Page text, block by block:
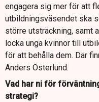
engagera sig mer för att
utbildningsväsendet ska
större utsträckning, samt
locka unga kvinnor till
för att behålla dem. Där
Anders Österlund.
Vad har ni för
strategi?